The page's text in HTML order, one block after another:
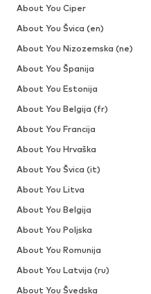
About You Ciper
About You Švica (en)
About You Nizozemska (ne)
About You Španija
About You Estonija
About You Belgija (fr)
About You Francija
About You Hrvaška
About You Švica (it)
About You Litva
About You Belgija
About You Poljska
About You Romunija
About You Latvija (ru)
About You Švedska